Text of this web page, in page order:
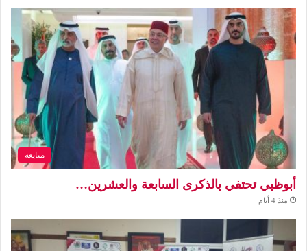
متابعة
أبوظبي تحتفي بالذكرى السابعة والعشرين…
منذ 4 أيام